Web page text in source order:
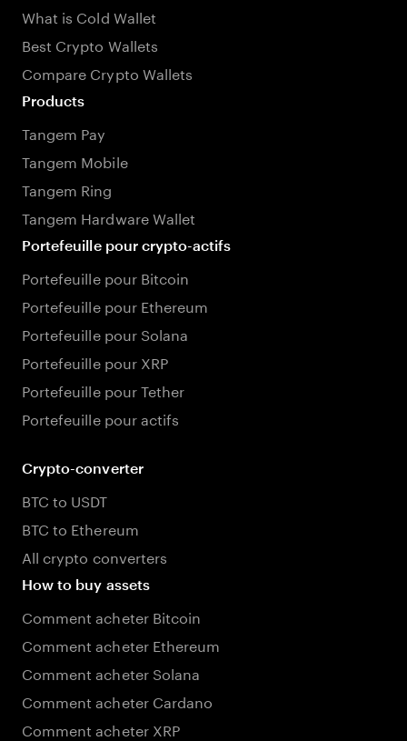
What is Cold Wallet
Best Crypto Wallets
Compare Crypto Wallets
Products
Tangem Pay
Tangem Mobile
Tangem Ring
Tangem Hardware Wallet
Portefeuille pour crypto-actifs
Portefeuille pour Bitcoin
Portefeuille pour Ethereum
Portefeuille pour Solana
Portefeuille pour XRP
Portefeuille pour Tether
Portefeuille pour actifs
Crypto-converter
BTC to USDT
BTC to Ethereum
All crypto converters
How to buy assets
Comment acheter Bitcoin
Comment acheter Ethereum
Comment acheter Solana
Comment acheter Cardano
Comment acheter XRP